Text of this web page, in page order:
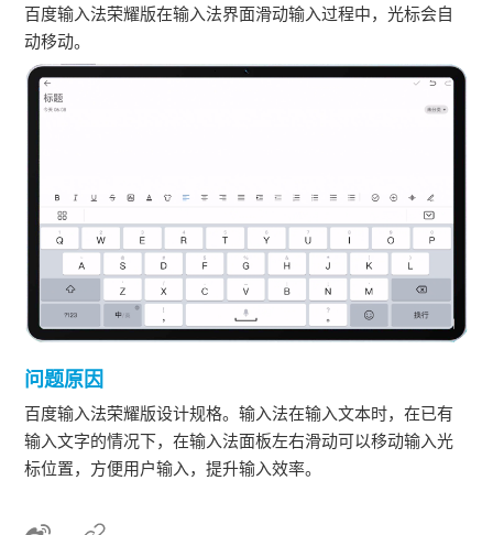
百度输入法荣耀版在输入法界面滑动输入过程中，光标会自
动移动。
问题原因
百度输入法荣耀版设计规格。输入法在输入文本时，在已有
输入文字的情况下，在输入法面板左右滑动可以移动输入光
标位置，方便用户输入，提升输入效率。